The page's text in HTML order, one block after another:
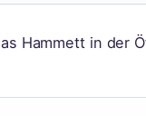
Hammett in der